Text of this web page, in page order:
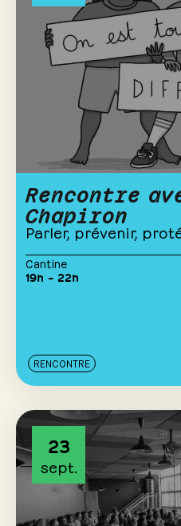
Rencontre
Chapiron
Parler, prévenir,
Cantine
19h – 22h
RENCONTRE
23
sept.